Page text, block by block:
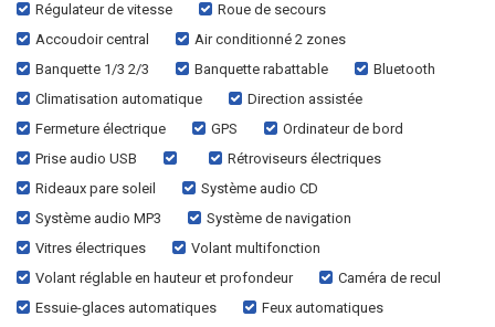
Régulateur de vitesse
Roue de secours
Accoudoir central
Air conditionné 2 zones
Banquette 1/3 2/3
Banquette rabattable
Bluetooth
Climatisation automatique
Direction assistée
Fermeture électrique
GPS
Ordinateur de bord
Prise audio USB
Rétroviseurs électriques
Rideaux pare soleil
Système audio CD
Système audio MP3
Système de navigation
Vitres électriques
Volant multifonction
Volant réglable en hauteur et profondeur
Caméra de recul
Essuie-glaces automatiques
Feux automatiques